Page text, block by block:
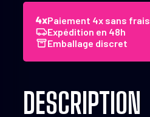
Win.
coups
Paiement 4x sans frais
Expédition en 48h
Emballage discret
DESCRIPTION